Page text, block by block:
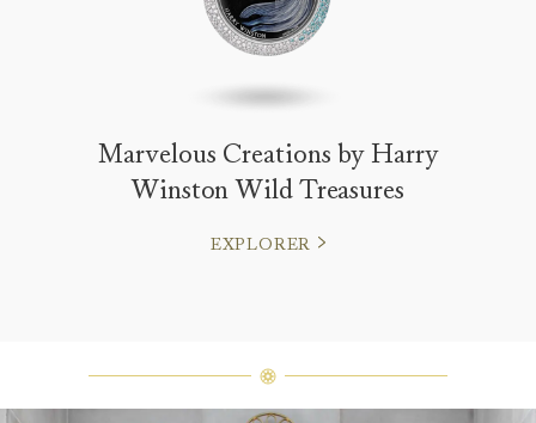
Marvelous Creations by Harry
Winston Wild Treasures
EXPLORER